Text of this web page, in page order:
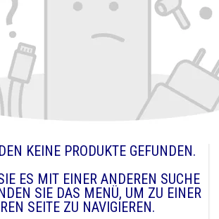
KEINE PRODUKTE GEFUNDEN.
ES MIT EINER ANDEREN SUCHE
SIE DAS MENÜ, UM ZU EINER
SEITE ZU NAVIGIEREN.